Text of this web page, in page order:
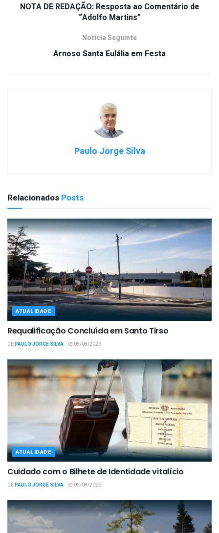
NOTA DE REDAÇÃO: Resposta ao Comentário de
“Adolfo Martins”
Notícia Seguinte
Arnoso Santa Eulália em Festa
Paulo Jorge Silva
Relacionados Posts
ATUALIDADE
Requalificação Concluída em Santo Tirso
DEPAULO JORGE SILVA 05/08/2026
ATUALIDADE
Cuidado com o Bilhete de Identidade vitalício
DEPAULO JORGE SILVA 05/08/2026